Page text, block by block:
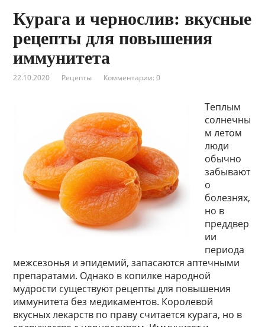
Курага и чернослив: вкусные
рецепты для повышения
иммунитета
22.10.2020 Рецепты Комментарии: 0
Теплым
солнечны
м летом
люди
обычно
забывают
о
болезнях,
но в
преддвер
ии
периода
межсезонья и эпидемий, запасаются аптечными
препаратами. Однако в копилке народной
мудрости существуют рецепты для повышения
иммунитета без медикаментов. Королевой
вкусных лекарств по праву считается курага, но в